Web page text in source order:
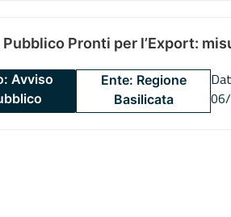
Pubblico Pronti per l’Export:
Avviso
Ente: Regione
Basilicata